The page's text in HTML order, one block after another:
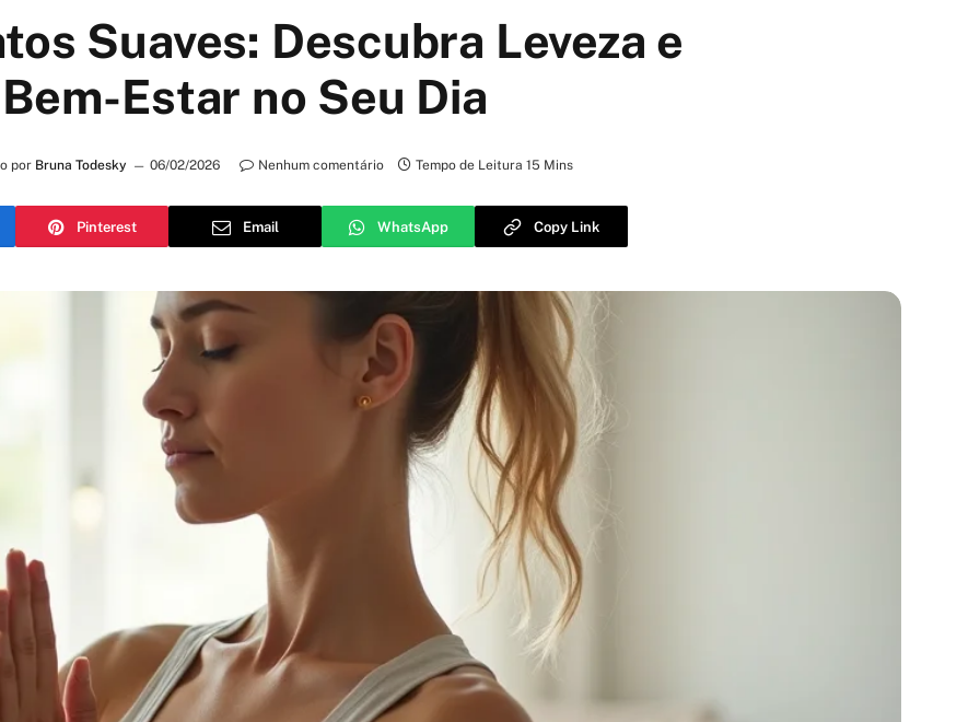
Suaves: Descubra Leveza e
Bem-Estar no Seu Dia
por Bruna Todesky 06/02/2026 Nenhum comentário Tempo de Leitura 15 Mins
Pinterest Email WhatsApp Copy Link